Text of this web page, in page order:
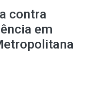
contra
em